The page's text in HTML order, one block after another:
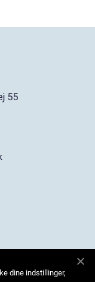
dine indstillinger,